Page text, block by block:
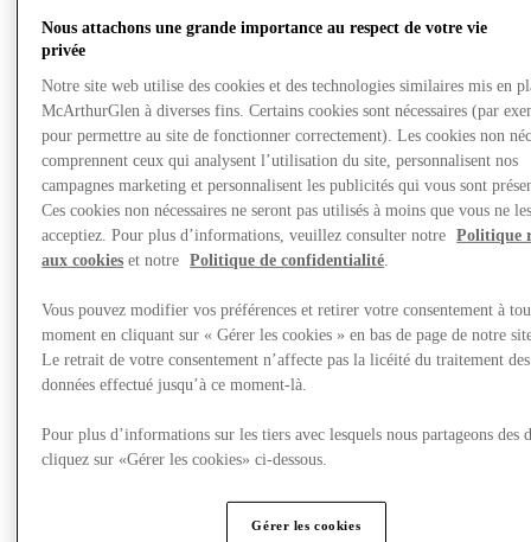
Nous rendre visite
Nous attachons une grande importance au respect de votre vie
privée
Notre site web utilise des cookies et des technologies similaires mis en
McArthurGlen à diverses fins. Certains cookies sont nécessaires (par
pour permettre au site de fonctionner correctement). Les cookies non
comprennent ceux qui analysent l’utilisation du site, personnalisent nos
campagnes marketing et personnalisent les publicités qui vous sont
Ces cookies non nécessaires ne seront pas utilisés à moins que vous ne
acceptiez. Pour plus d’informations, veuillez consulter notre
Politique
aux cookies et notre Politique de confidentialité
Vous pouvez modifier vos préférences et retirer votre consentement à
moment en cliquant sur « Gérer les cookies » en bas de page de notre
Le retrait de votre consentement n’affecte pas la licéité du traitement des
données effectué jusqu’à ce moment-là.
Pour plus d’informations sur les tiers avec lesquels nous partageons des
cliquez sur «Gérer les cookies» ci-dessous.
Gérer les cookies